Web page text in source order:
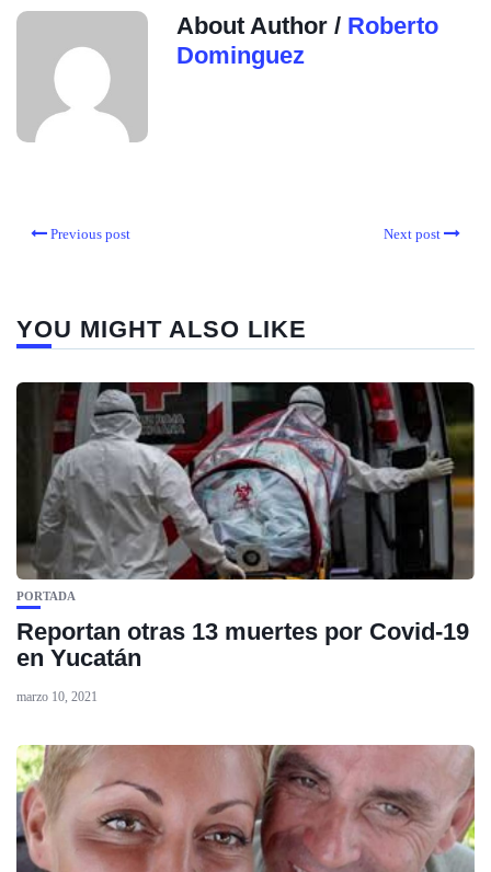
About Author / Roberto
Dominguez
Previous post Next post
YOU MIGHT ALSO LIKE
PORTADA
Reportan otras 13 muertes por Covid-19
en Yucatán
marzo 10, 2021